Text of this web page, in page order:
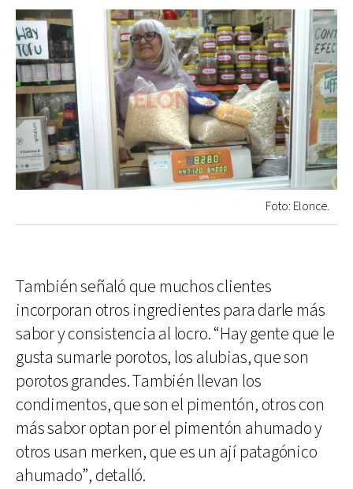
Foto: Elonce.
También señaló que muchos clientes
incorporan otros ingredientes para darle más
sabor y consistencia al locro. “Hay gente que le
gusta sumarle porotos, los alubias, que son
porotos grandes. También llevan los
condimentos, que son el pimentón, otros con
más sabor optan por el pimentón ahumado y
otros usan merken, que es un ají patagónico
ahumado”, detalló.